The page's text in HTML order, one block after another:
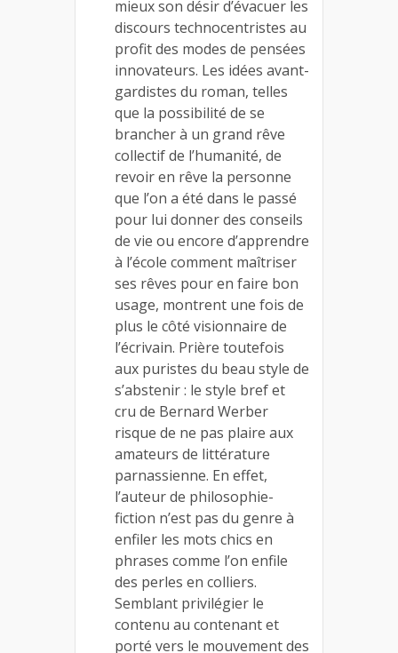
mieux son désir d’évacuer les
discours technocentristes au
profit des modes de pensées
innovateurs. Les idées avant-
gardistes du roman, telles
que la possibilité de se
brancher à un grand rêve
collectif de l’humanité, de
revoir en rêve la personne
que l’on a été dans le passé
pour lui donner des conseils
de vie ou encore d’apprendre
à l’école comment maîtriser
ses rêves pour en faire bon
usage, montrent une fois de
plus le côté visionnaire de
l’écrivain. Prière toutefois
aux puristes du beau style de
s’abstenir : le style bref et
cru de Bernard Werber
risque de ne pas plaire aux
amateurs de littérature
parnassienne. En effet,
l’auteur de philosophie-
fiction n’est pas du genre à
enfiler les mots chics en
phrases comme l’on enfile
des perles en colliers.
Semblant privilégier le
contenu au contenant et
porté vers le mouvement des